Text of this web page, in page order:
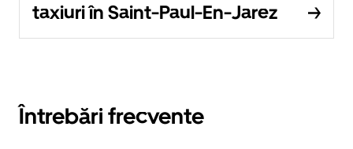
taxiuri în Saint-Paul-En-Jarez
Întrebări frecvente